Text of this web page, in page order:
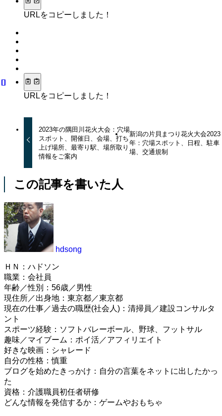
URLをコピーしました！
URLをコピーしました！
2023年の隅田川花火大会：穴場
スポット、開催日、会場、打ち
上げ場所、最寄り駅、場所取り
情報をご案内
新潟の片貝まつり花火大会2023
年：穴場スポット、日程、駐車
場、交通規制
この記事を書いた人
hdsong
ＨＮ：ハドソン
職業：会社員
年齢／性別：56歳／男性
現住所／出身地：東京都／東京都
現在の仕事／過去の職歴(社会人)：清掃員／建設コンサルタ
ント
スポーツ経験：ソフトバレーボール、野球、フットサル
趣味／マイブーム：ポイ活／アフィリエイト
好きな映画：シャレード
自分の性格：慎重
ブログを始めたきっかけ：自分の言葉をネットに出したかっ
た
資格：介護職員初任者研修
どんな情報を発信するか：ゲームやおもちゃ